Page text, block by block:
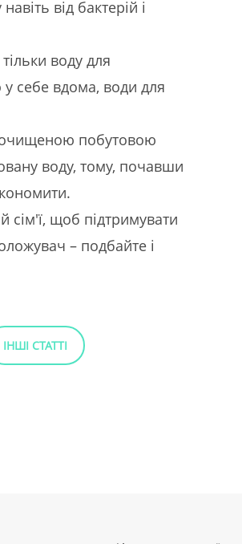
від бактерій і
воду для
себе вдома, води для
очищеною побутовою
воду, тому, почавши
сім'ї, щоб підтримувати
– подбайте і
ІНШІ СТАТТІ